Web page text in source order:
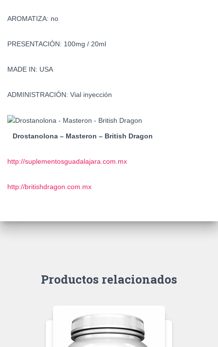
AROMATIZA: no
PRESENTACIÓN: 100mg / 20ml
MADE IN: USA
ADMINISTRACIÓN: Vial inyección
Drostanolona – Masteron – British Dragon
http://suplementosguadalajara.com.mx
http://britishdragon.com.mx
Productos relacionados